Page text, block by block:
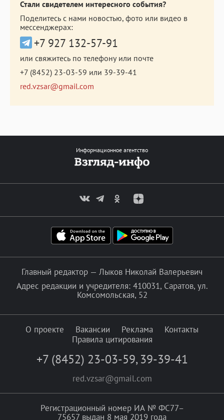
Стали свидетелем интересного события?
Поделитесь с нами новостью, фото или видео в
мессенджерах:
+7 927 132-57-91
или свяжитесь по телефону или почте
+7 (8452) 23-03-59 или 39-39-41
red.vzsar@gmail.com
Информационное агентство
Главный редактор — Лыков Николай Валерьевич
Адрес редакции и учредителя: 410031, Саратов, ул.
Комсомольская, 52
О проекте Вакансии Реклама
Контакты
Правила цитирования
+7 (8452) 23-03-59, 39-39-41
red.vzsar@gmail.com
Регистрационный номер ИА № ФС77–
75657 выдан 8 мая 2019 года